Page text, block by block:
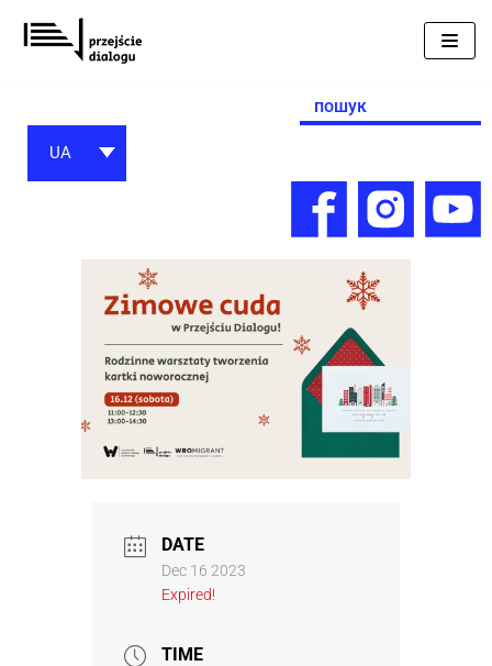
Перейти
до
Search
for:
UA
DATE
Dec 16 2023
Expired!
TIME